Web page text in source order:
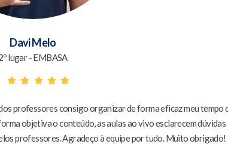
Davi Melo
lugar - EMBASA
professores consigo organizar de forma eficaz meu tempo
objetiva o conteúdo, as aulas ao vivo esclarecem dúvidas
professores. Agradeço à equipe por tudo. Muito